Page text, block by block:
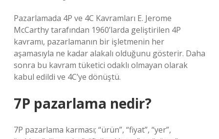
Pazarlamada 4P ve 4C Kavramları E. Jerome
McCarthy tarafından 1960’larda geliştirilen 4P
kavramı, pazarlamanın bir işletmenin her
aşamasıyla ne kadar alakalı olduğunu gösterir. Daha
sonra bu kavram tüketici odaklı olmayan olarak
kabul edildi ve 4C’ye dönüştü.
7P pazarlama nedir?
7P pazarlama karması; “ürün”, “fiyat”, “yer”,